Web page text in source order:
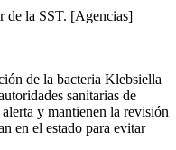
de la SST. [Agencias]
de la bacteria Klebsiella
sanitarias de
y mantienen la revisión
en el estado para evitar